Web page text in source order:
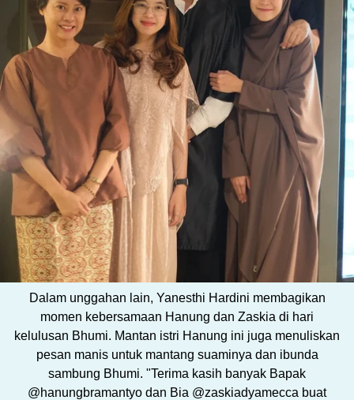
Dalam unggahan lain, Yanesthi Hardini membagikan
momen kebersamaan Hanung dan Zaskia di hari
kelulusan Bhumi. Mantan istri Hanung ini juga menuliskan
pesan manis untuk mantang suaminya dan ibunda
sambung Bhumi. "Terima kasih banyak Bapak
@hanungbramantyo dan Bia @zaskiadyamecca buat